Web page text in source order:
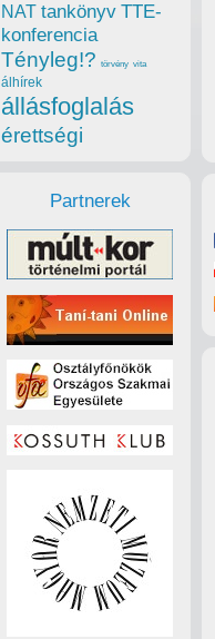
NAT tankönyv TTE-
konferencia
Tényleg!? törvény vita
álhírek
állásfoglalás
érettségi
Partnerek